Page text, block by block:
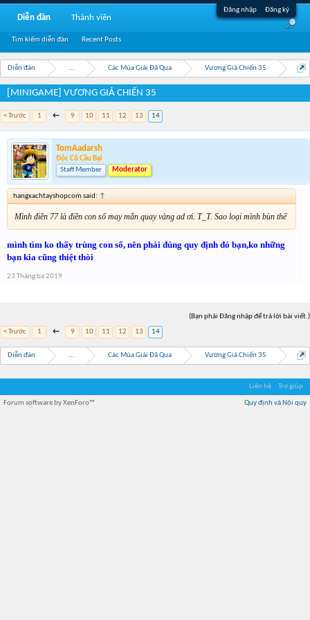
Đăng nhập Đăng ký
Diễn đàn ... Các Mùa Giải Đã Qua Vương Giả Chiến 35
[MINIGAME] VƯƠNG GIẢ CHIẾN 35
< Trước 1 ← 9 10 11 12 13 14
TomAadarsh
Độc Cô Cầu Bại
Staff Member
Moderator
hangxachtayshopcom said: ↑
Mình điền 77 là điền con số may mắn quay vàng ad ơi. T_T. Sao loại mình bùn thế
mình tìm ko thấy trùng con số, nên phải đúng quy định đó bạn,ko những
bạn kia cũng thiệt thòi
23 Tháng ba 2019
(Bạn phải Đăng nhập để trả lời bài viết.)
< Trước
1 ← 9 10 11 12 13 14
Diễn đàn ... Các Mùa Giải Đã Qua Vương Giả Chiến 35
Diễn đàn
Tìm kiếm diễn đàn Recent Posts
Thành viên
Liên hệ Trợ giúp
Quy định và Nội quy
Forum software by XenForo™